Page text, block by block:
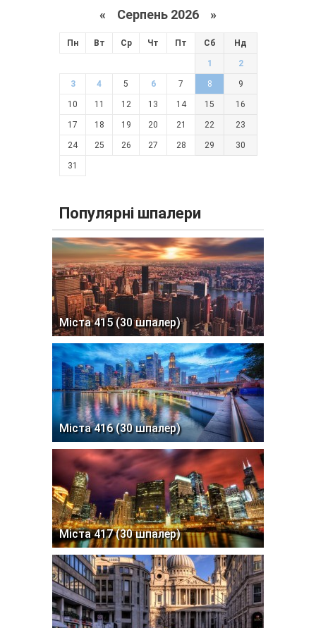
« Серпень 2026 »
Пн Вт Ср Чт Пт Сб Нд
1 2
3 4 5 6 7 8 9
10 11 12 13 14 15 16
17 18 19 20 21 22 23
24 25 26 27 28 29 30
31
Популярні шпалери
Міста 415 (30 шпалер)
Міста 416 (30 шпалер)
Міста 417 (30 шпалер)